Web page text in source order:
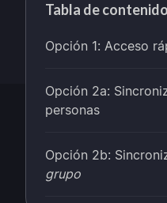
Tabla de contenido
Opción 1: Acceso
Opción 2a:
personas
Opción 2b:
grupo